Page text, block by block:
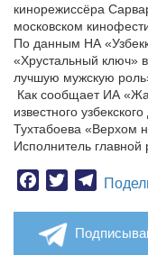
кинорежиссёра
московском
По данным НА
«Хрустальный ключ»
лучшую мужскую
Как сообщает ИА
известного
Тухтабоева «Верхом
Исполнитель
Facebook
Twitter